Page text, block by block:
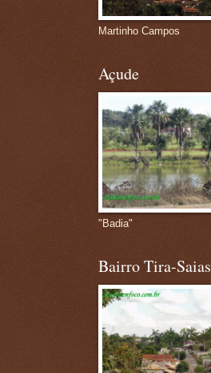
Martinho Campos
Açude
"Badia"
Bairro Tira-Saias